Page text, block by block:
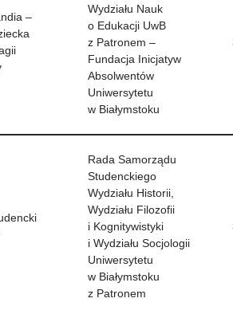
–
Wydziału Nauk
o Edukacji UwB
z Patronem –
Fundacja Inicjatyw
Absolwentów
Uniwersytetu
w Białymstoku
Rada Samorządu
Studenckiego
Wydziału Historii,
Wydziału Filozofii
i Kognitywistyki
i Wydziału Socjologii
Uniwersytetu
w Białymstoku
z Patronem